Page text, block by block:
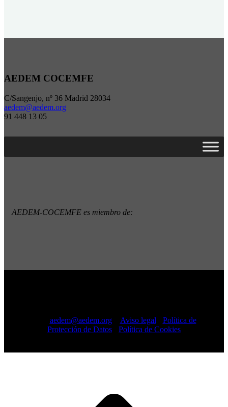
AEDEM COCEMFE
C/Sangenjo, nº 36 Madrid 28034
aedem@aedem.org
91 448 13 05
AEDEM-COCEMFE es miembro de:
aedem@aedem.org// Aviso legal
Política de
Protección de Datos
Política de Cookies